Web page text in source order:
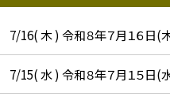
7/16( 木 ) 令和８年７月１６
7/15( 水 ) 令和８年７月１５